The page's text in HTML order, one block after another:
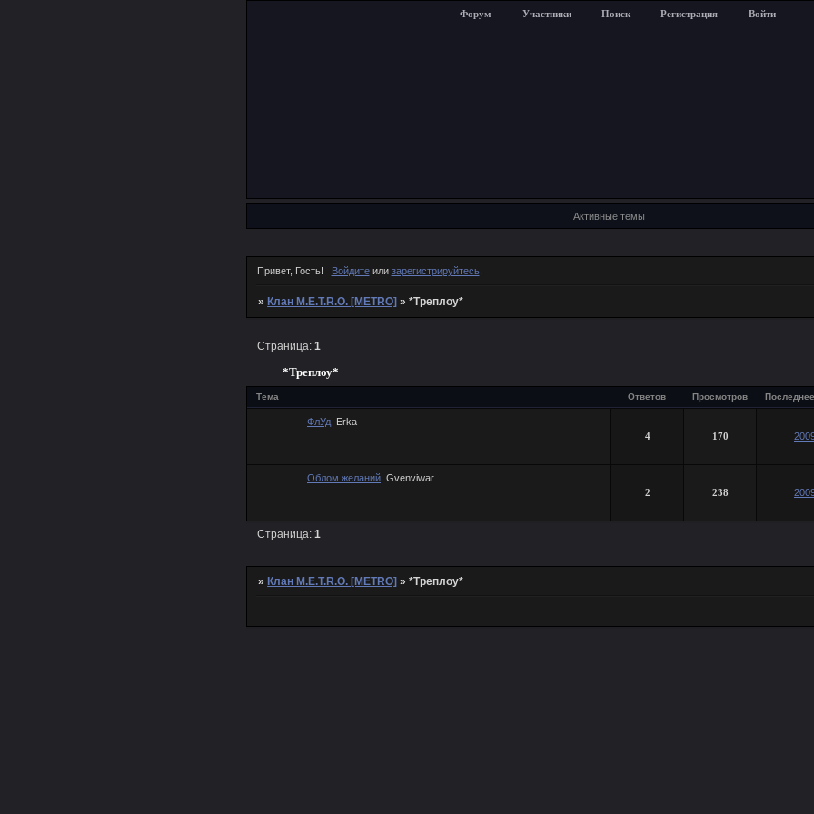
Форум Участники Поиск Регистрация Войти
Активные темы
Привет, Гость! Войдитеили зарегистрируйтесь.
» Клан M.E.T.R.O. [METRO] »*Треплоу*
*Треплоу*
Страница:1
Тема Ответов Просмотров
ФлУд Erka
4
170
Облом желаний Gvenviwar
2
238
Страница:1
» Клан M.E.T.R.O. [METRO] »*Треплоу*